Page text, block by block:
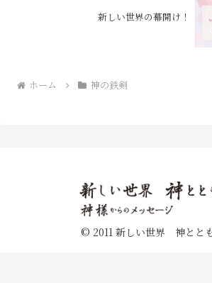
新しい世界の幕開け！
ホーム 神の鉄剣
© 2011 新しい世界 神とと